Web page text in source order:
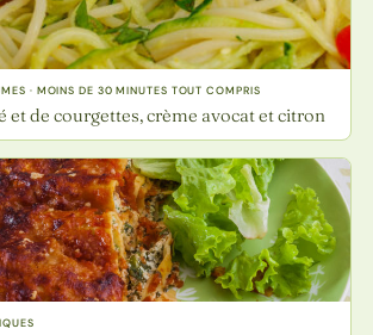
· MOINS DE 30 MINUTES TOUT COMPRIS
et de courgettes, crème avocat et citron